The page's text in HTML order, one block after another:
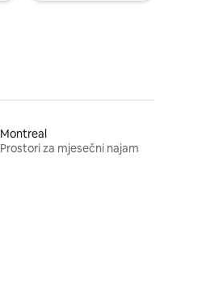
Montreal
Prostori za mjesečni najam